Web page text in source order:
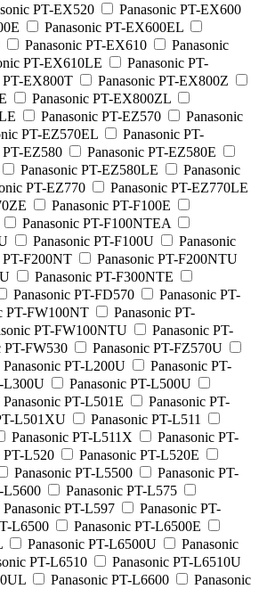
PT-EX520
Panasonic PT-EX600
Panasonic PT-EX600EL
Panasonic PT-EX610
Panasonic
PT-EX610LE
Panasonic PT-
PT-EX800T
Panasonic PT-EX800Z
Panasonic PT-EX800ZL
Panasonic PT-EZ570
Panasonic
PT-EZ570EL
Panasonic PT-
PT-EZ580
Panasonic PT-EZ580E
Panasonic PT-EZ580LE
Panasonic
PT-EZ770
Panasonic PT-EZ770LE
Panasonic PT-F100E
Panasonic PT-F100NTEA
Panasonic PT-F100U
Panasonic
PT-F200NT
Panasonic PT-F200NTU
Panasonic PT-F300NTE
Panasonic PT-FD570
Panasonic PT-
PT-FW100NT
Panasonic PT-
PT-FW100NTU
Panasonic PT-
PT-FW530
Panasonic PT-FZ570U
Panasonic PT-L200U
Panasonic PT-
L300U
Panasonic PT-L500U
Panasonic PT-L501E
Panasonic PT-
L501XU
Panasonic PT-L511
Panasonic PT-L511X
Panasonic PT-
PT-L520
Panasonic PT-L520E
Panasonic PT-L5500
Panasonic PT-
L5600
Panasonic PT-L575
Panasonic PT-L597
Panasonic PT-
L6500
Panasonic PT-L6500E
Panasonic PT-L6500U
Panasonic
PT-L6510
Panasonic PT-L6510U
Panasonic PT-L6600
Panasonic